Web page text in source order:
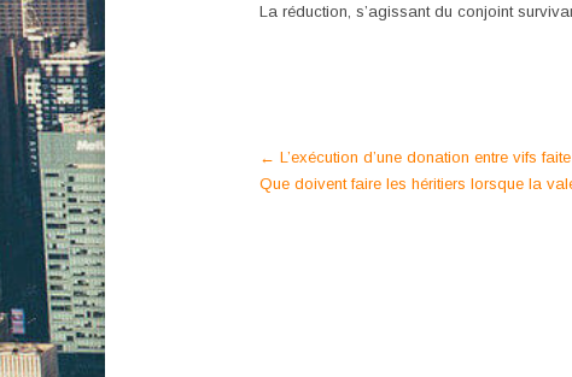
La réduction, s’agissant du conjoint
Post
navigation
← L’exécution d’une donation entre vifs
Que doivent faire les héritiers lorsque la